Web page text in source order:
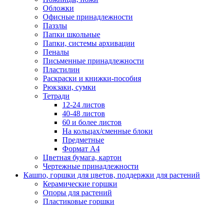
Обложки
Офисные принадлежности
Паззлы
Папки школьные
Папки, системы архивации
Пеналы
Письменные принадлежности
Пластилин
Раскраски и книжки-пособия
Рюкзаки, сумки
Тетради
12-24 листов
40-48 листов
60 и более листов
На кольцах/сменные блоки
Предметные
Формат А4
Цветная бумага, картон
Чертежные принадлежности
Кашпо, горшки для цветов, поддержки для растений
Керамические горшки
Опоры для растений
Пластиковые горшки